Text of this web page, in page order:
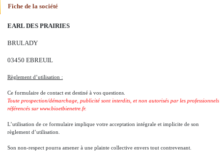
Fiche de la société
EARL DES PRAIRIES
BRULADY
03450 EBREUIL
Règlement d’utilisation :
Ce formulaire de contact est destiné à vos questions.
Toute prospection/démarchage, publicité sont interdits, et non autorisés par les professionnels
référencés sur www.bioetbienetre.fr.
L’utilisation de ce formulaire implique votre acceptation intégrale et implicite de son
règlement d’utilisation.
Son non-respect pourra amener à une plainte collective envers tout contrevenant.